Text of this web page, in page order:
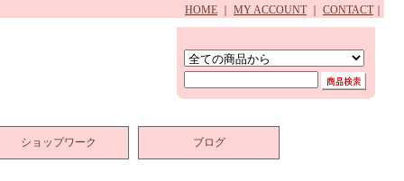
HOME MY ACCOUNT CONTACT
ショップワーク ブログ